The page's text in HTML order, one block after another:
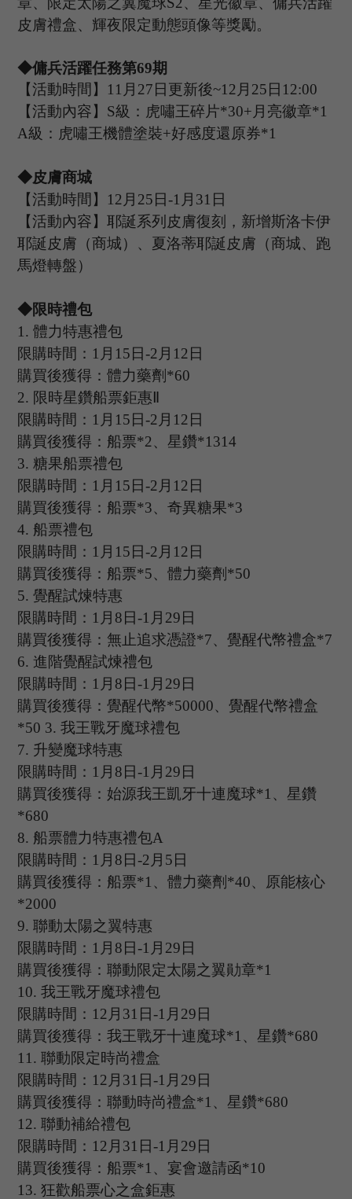
皮膚禮盒、 輝夜限定動態頭像等獎勵。
◆傭兵活躍任務第69期
【活動時間】 11 月 27 日更新後~12 月 25 日 12:00
【活動內容】 S級：虎嘯王碎片*30+月亮徽章*1
A級：虎嘯王機體塗裝+好感度還原券*1
◆皮膚商城
【活動時間】 12 月 25 日-1 月 31 日
【活動內容】耶誕系列皮膚復刻，新增斯洛卡伊
耶誕皮膚（商城）、夏洛蒂耶誕皮膚（商城、跑
馬燈轉盤）
◆限時禮包
1. 體力特惠禮包
限購時間： 1 月 15 日-2 月 12 日
購買後獲得：體力藥劑 *60
2. 限時星鑽船票鉅惠
限購時間： 1 月 15 日-2 月 12 日
購買後獲得：船票*2、星鑽*1314
3. 糖果船票禮包
限購時間： 1 月 15 日-2 月 12 日
購買後獲得：船票*3、奇異糖果*3
4. 船票禮包
限購時間： 1 月 15 日-2 月 12 日
購買後獲得：船票*5、體力藥劑*50
5. 覺醒試煉特惠
限購時間： 1 月 8 日-1 月 29 日
購買後獲得：無止追求憑證*7、覺醒代幣禮盒*7
6. 進階覺醒試煉禮包
限購時間： 1 月 8 日-1 月 29 日
購買後獲得：覺醒代幣*50000、覺醒代幣禮盒
*50 3. 我王戰牙魔球禮包
7. 升變魔球特惠
限購時間： 1 月 8 日-1 月 29 日
購買後獲得：始源我王凱牙十連魔球*1、星鑽
*680
8. 船票體力特惠禮包A
限購時間： 1 月 8 日-2 月 5 日
購買後獲得：船票*1、體力藥劑*40、原能核心
*2000
9. 聯動太陽之翼特惠
限購時間： 1 月 8 日-1 月 29 日
購買後獲得：聯動限定太陽之翼勛章*1
10. 我王戰牙魔球禮包
限購時間： 12 月 31 日-1 月 29 日
購買後獲得：我王戰牙十連魔球*1、星鑽*680
11 . 聯動限定時尚禮盒
限購時間： 12 月 31 日-1 月 29 日
購買後獲得：聯動時尚禮盒*1、星鑽*680
12. 聯動補給禮包
限購時間： 12 月 31 日-1 月 29 日
購買後獲得：船票*1、宴會邀請函*10
13. 狂歡船票心之盒鉅惠